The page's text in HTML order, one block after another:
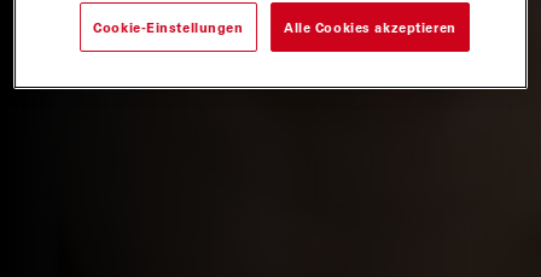
Cookie-Einstellungen Alle Cookies akzeptieren